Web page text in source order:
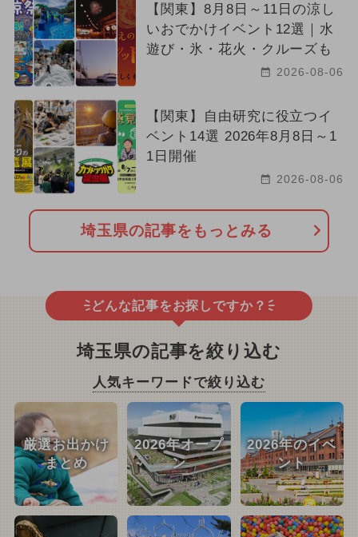
【関東】8月8日～11日の涼し
いおでかけイベント12選｜水
遊び・氷・花火・クルーズも
2026-08-06
【関東】自由研究に役立つイ
ベント14選 2026年8月8日～1
1日開催
2026-08-06
埼玉県の記事をもっとみる
どんな記事をお探しですか？
埼玉県の記事を絞り込む
人気キーワードで絞り込む
厳選お出かけ
まとめ
2026年オープ
ン
2026年のイベ
ント